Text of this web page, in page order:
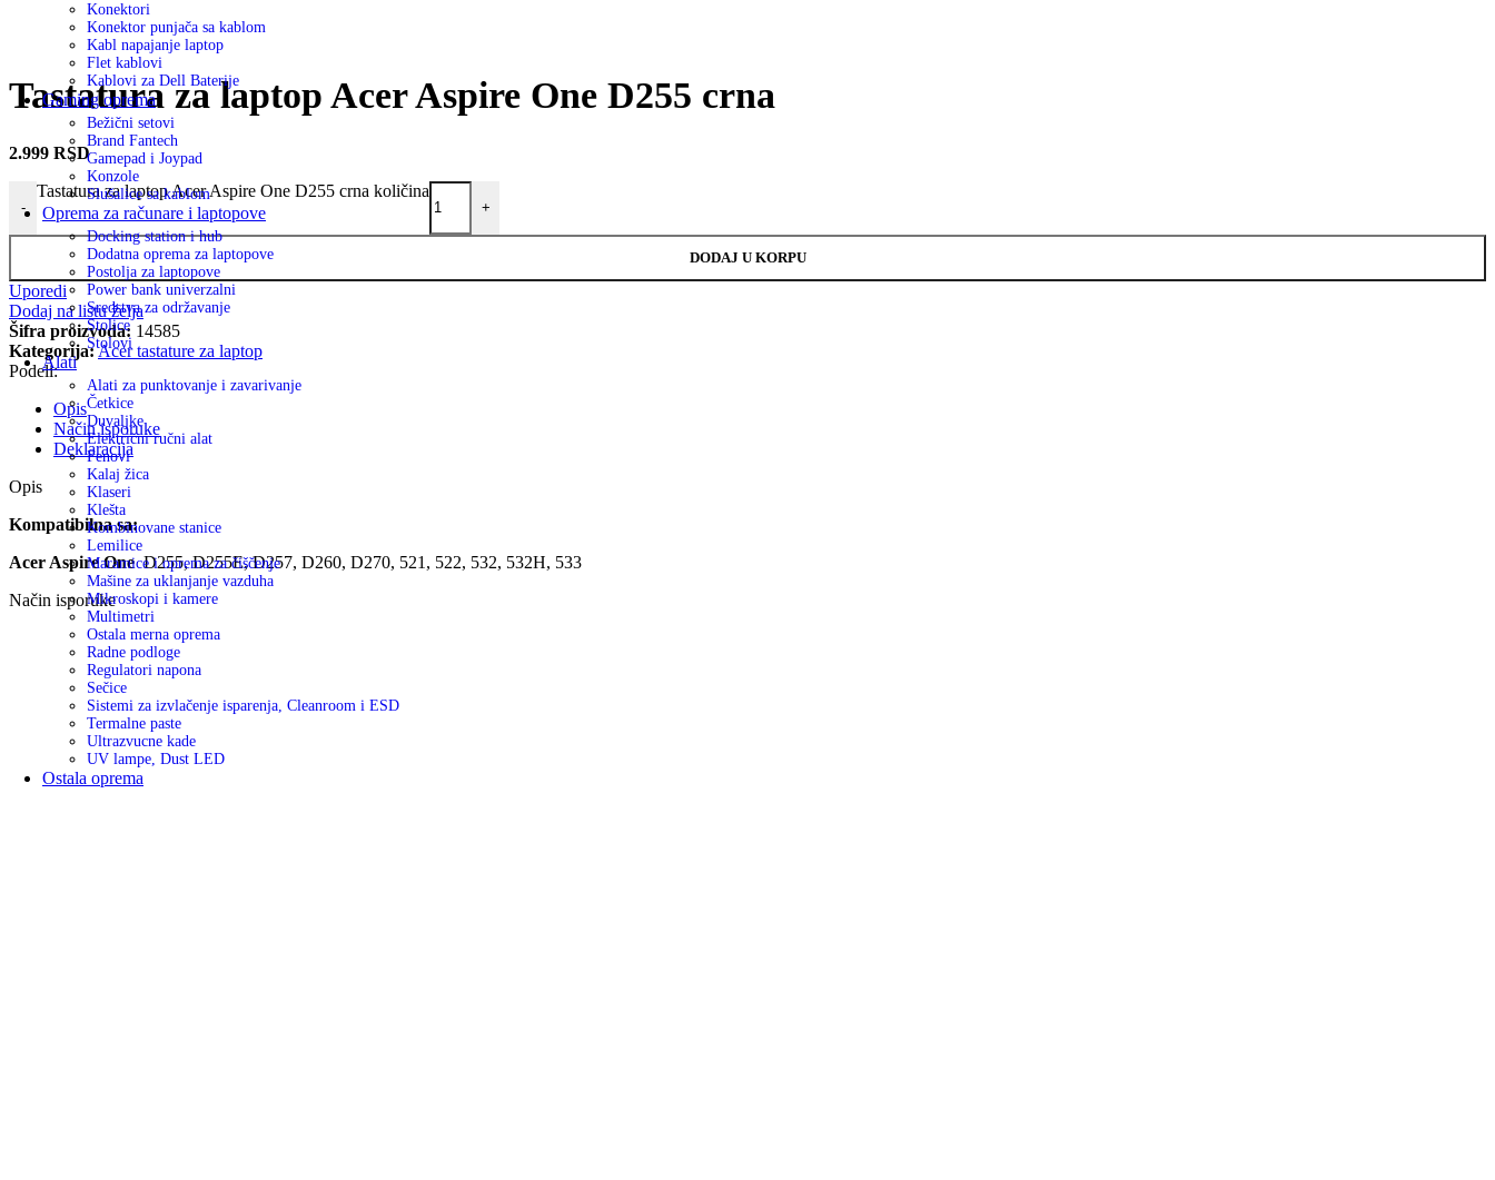
Konektori
Konektor punjača sa kablom
Kabl napajanje laptop
Flet kablovi
Kablovi za Dell Baterije
Gaming oprema
Bežični setovi
Brand Fantech
Gamepad i Joypad
Konzole
Slušalice sa kablom
Oprema za računare i laptopove
Docking station i hub
Dodatna oprema za laptopove
Postolja za laptopove
Power bank univerzalni
Sredstva za održavanje
Stolice
Stolovi
Alati
Alati za punktovanje i zavarivanje
Četkice
Duvaljke
Električni ručni alat
Fenovi
Kalaj žica
Klaseri
Klešta
Kombinovane stanice
Lemilice
Maramice i oprema za čiščenje
Mašine za uklanjanje vazduha
Mikroskopi i kamere
Multimetri
Ostala merna oprema
Radne podloge
Regulatori napona
Sečice
Sistemi za izvlačenje isparenja, Cleanroom i ESD
Termalne paste
Ultrazvucne kade
UV lampe, Dust LED
Ostala oprema
Tastatura za laptop Acer Aspire One D255 crna
2.999 RSD
-
Tastatura za laptop Acer Aspire One D255 crna količina
+
DODAJ U KORPU
Uporedi
Dodaj na listu želja
Šifra proizvoda: 14585
Kategorija:Acer tastature za laptop
Podeli:
Opis
Način isporuke
Deklaracija
Opis
Kompatibilna sa:
Acer Aspire OneD255, D255E, D257, D260, D270, 521, 522, 532, 532H, 533
Način isporuke